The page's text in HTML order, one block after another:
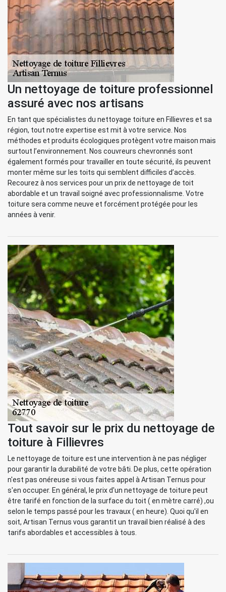
Un nettoyage de toiture professionnel
assuré avec nos artisans
En tant que spécialistes du nettoyage toiture en Fillievres et sa
région, tout notre expertise est mit à votre service. Nos
méthodes et produits écologiques protègent votre maison mais
surtout l’environnement. Nos couvreurs chevronnés sont
également formés pour travailler en toute sécurité, ils peuvent
monter même sur les toits qui semblent difficiles d’accès.
Recourez à nos services pour un prix de nettoyage de toit
abordable et un travail soigné avec professionnalisme. Votre
toiture sera comme neuve et forcément protégée pour les
années à venir.
Tout savoir sur le prix du nettoyage de
toiture à Fillievres
Le nettoyage de toiture est une intervention à ne pas négliger
pour garantir la durabilité de votre bâti. De plus, cette opération
n'est pas onéreuse si vous faites appel à Artisan Ternus pour
s'en occuper. En général, le prix d'un nettoyage de toiture peut
être tarifé en fonction de la surface du toit ( en mètre carré) ,ou
selon le temps passé pour les travaux ( en heure). Quoi qu'il en
soit, Artisan Ternus vous garantit un travail bien réalisé à des
tarifs abordables et accessibles à tous.